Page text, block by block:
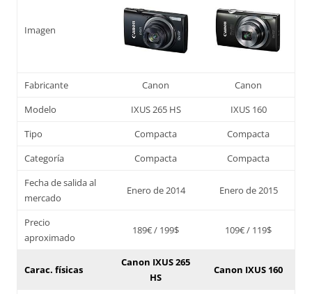
Imagen
Fabricante Canon
Canon
Modelo
IXUS 265 HS
IXUS 160
Tipo
Compacta
Compacta
Categoría
Compacta
Compacta
Fecha de salida al
mercado
Enero de 2014 Enero de 2015
Precio
aproximado
189€ / 199$ 109€ / 119$
Carac. físicas
Canon IXUS 265
HS
Canon IXUS 160